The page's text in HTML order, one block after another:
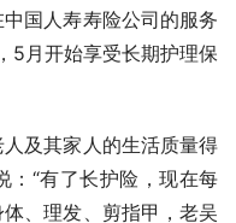
国人寿寿险公司的服务
5月开始享受长期护理保
及其家人的生活质量得
：“有了长护险，现在每
、理发、剪指甲，老吴